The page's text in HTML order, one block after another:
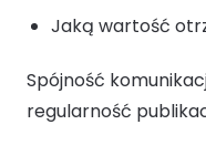
Jaką wartość
Spójność
regularność